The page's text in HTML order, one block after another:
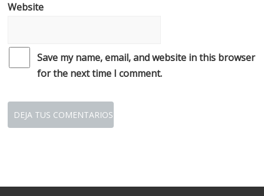
Website
Save my name, email, and website in this browser
for the next time I comment.